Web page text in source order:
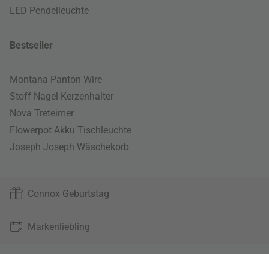
LED Pendelleuchte
Bestseller
Montana Panton Wire
Stoff Nagel Kerzenhalter
Nova Treteimer
Flowerpot Akku Tischleuchte
Joseph Joseph Wäschekorb
Connox Geburtstag
Markenliebling